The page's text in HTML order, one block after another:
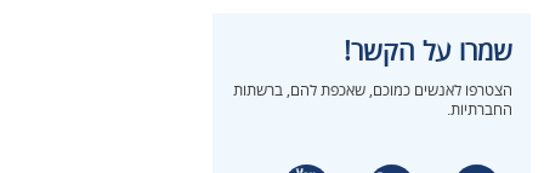
שמרו על הקשר!
הצטרפו לאנשים כמוכם, שאכפת להם, ברשתות
החברתיות.